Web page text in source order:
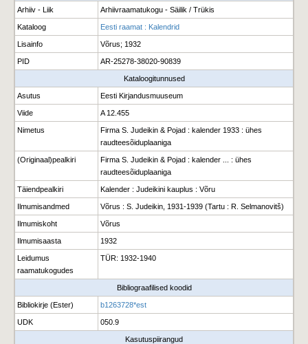
Arhiiv - Liik Arhiivraamatukogu - Säilik / Trükis
Kataloog Eesti raamat : Kalendrid
Lisainfo Võrus; 1932
PID AR-25278-38020-90839
Kataloogitunnused
Asutus Eesti Kirjandusmuuseum
Viide A 12.455
Nimetus
Firma S. Judeikin & Pojad : kalender 1933 : ühes
raudteesõiduplaaniga
(Originaal)pealkiri
Firma S. Judeikin & Pojad : kalender ... : ühes
raudteesõiduplaaniga
Täiendpealkiri Kalender : Judeikini kauplus : Võru
Ilmumisandmed Võrus : S. Judeikin, 1931-1939 (Tartu : R. Selmanovitš)
Ilmumiskoht Võrus
Ilmumisaasta 1932
Leidumus
raamatukogudes
TÜR: 1932-1940
Bibliograafilised koodid
Bibliokirje (Ester) b1263728*est
UDK 050.9
Kasutuspiirangud